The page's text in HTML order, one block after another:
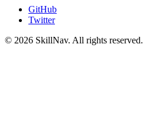
GitHub
Twitter
© 2026 SkillNav. All rights reserved.